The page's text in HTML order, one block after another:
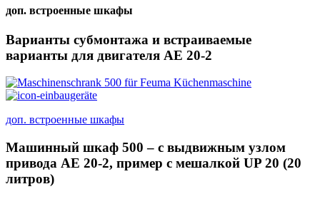
доп. встроенные шкафы
Варианты субмонтажа и встраиваемые
варианты для двигателя AE 20-2
доп. встроенные шкафы
Машинный шкаф 500 – с выдвижным узлом
привода AE 20-2, пример с мешалкой UP 20 (20
литров)